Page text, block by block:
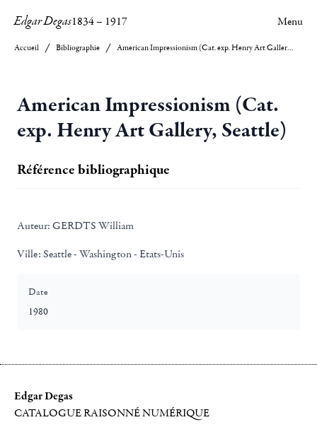
Edgar Degas1834– 1917 Menu
Accueil Bibliographie American Impressionism (Cat. exp. Henry Art Gallery, Seattle)
American Impressionism (Cat.
exp. Henry Art Gallery, Seattle)
Référence bibliographique
Auteur: GERDTS William
Ville: Seattle - Washington - Etats-Unis
Date
1980
Edgar Degas
CATALOGUE RAISONNÉ NUMÉRIQUE